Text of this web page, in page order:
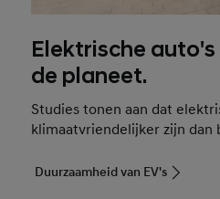
Elektrische
de planeet.
Studies tonen aan dat
klimaatvriendelijker zijn dan
Duurzaamheid van EV's